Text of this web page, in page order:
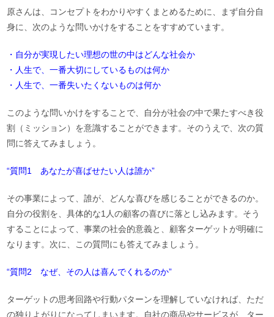
原さんは、コンセプトをわかりやすくまとめるために、まず自分自
身に、次のような問いかけをすることをすすめています。
・自分が実現したい理想の世の中はどんな社会か
・人生で、一番大切にしているものは何か
・人生で、一番失いたくないものは何か
このような問いかけをすることで、自分が社会の中で果たすべき役
割（ミッション）を意識することができます。そのうえで、次の質
問に答えてみましょう。
“質問1 あなたが喜ばせたい人は誰か”
その事業によって、誰が、どんな喜びを感じることができるのか。
自分の役割を、具体的な1人の顧客の喜びに落とし込みます。そう
することによって、事業の社会的意義と、顧客ターゲットが明確に
なります。次に、この質問にも答えてみましょう。
“質問2 なぜ、その人は喜んでくれるのか”
ターゲットの思考回路や行動パターンを理解していなければ、ただ
の独りよがりになってしまいます。自社の商品やサービスが、ター